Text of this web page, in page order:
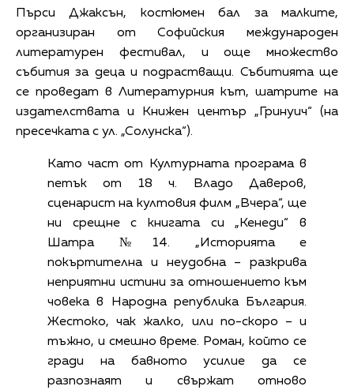
Пърси Джаксън, костюмен бал за малките,
организиран от Софийския международен
литературен фестивал, и още множество
събития за деца и подрастващи. Събитията ще
се проведат в Литературния кът, шатрите на
издателствата и Книжен център „Гринуич“ (на
пресечката с ул. „Солунска“).
Като част от Културната програма в
петък от 18 ч. Владо Даверов,
сценарист на култовия филм „Вчера“, ще
ни срещне с книгата си „Кенеди“ в
Шатра №14. „Историята е
покъртителна и неудобна – разкрива
неприятни истини за отношението към
човека в Народна република България.
Жестоко, чак жалко, или по-скоро – и
тъжно, и смешно време. Роман, който се
гради на бавното усилие да се
разпознаят и свържат отново